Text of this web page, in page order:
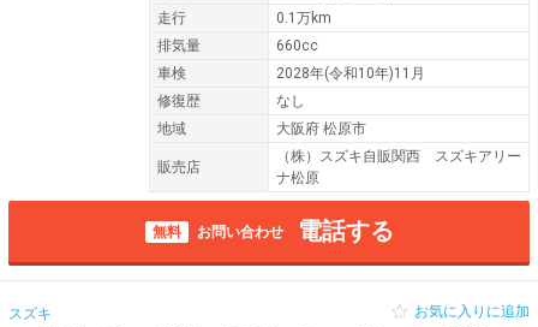
走行
0.1万km
排気量
660cc
車検
2028年(令和10年)11月
修復歴
なし
地域
大阪府 松原市
販売店
（株）スズキ自販関西 スズキアリー
ナ松原
無料 お問い合わせ 電話する
スズキ お気に入りに追加